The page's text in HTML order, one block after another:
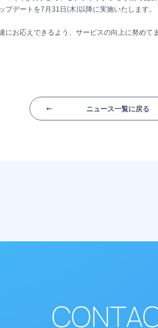
デートを7月31日(木)以降に実施いたします。
にお応えできるよう、サービスの向上に努めて
ニュース一覧に戻る